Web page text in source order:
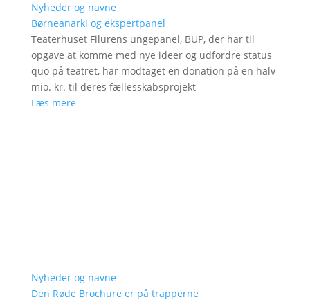
Nyheder og navne
Børneanarki og ekspertpanel
Teaterhuset Filurens ungepanel, BUP, der har til
opgave at komme med nye ideer og udfordre status
quo på teatret, har modtaget en donation på en halv
mio. kr. til deres fællesskabsprojekt
Læs mere
Nyheder og navne
Den Røde Brochure er på trapperne